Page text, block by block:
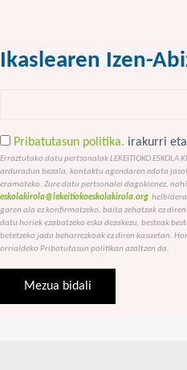
Ikaslearen Izen-
Pribatutasun politika. irakurri
Erraztutako datu pertsonalak LEKEITIOKO
arduradun bezala, kontaktu agendaren edota
eramateko. Zure datu pertsonalei dagokienez, nahi
eskolakirola@lekeitiokoeskolakirola.org
garen ala ez konfirmatzeko, baita zehatzak ez
datu horiek ezabatzeko eska dezakezu, besteak
betetzeko jada beharrezkoak ez diren kasuetan.
orrialdeko Pribatutasun politikan azaltzen da.